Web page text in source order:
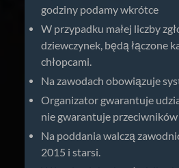
godziny podamy wkrótce
W przypadku małej liczby
dziewczynek, będą łączone
chłopcami.
Na zawodach obowiązuje
Organizator gwarantuje
nie gwarantuje przeciwników
Na poddania walczą
2015 i starsi.